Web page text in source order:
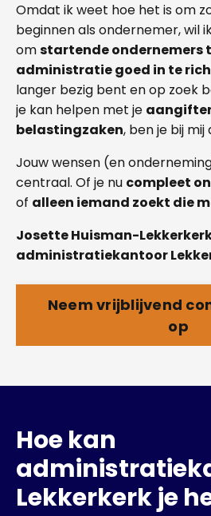
Omdat ik weet hoe het is om
beginnen als ondernemer, wil
omstartende ondernemers
administratie goed in te
langer bezig bent en op zoek
je kan helpen met je
belastingzaken, ben je bij
Jouw wensen (en
centraal. Of je nu compleet
of alleen iemand zoekt die
Josette Huisman-
administratiekantoor
Neem vrijblijvend
op
Hoe kan
Lekkerkerk je